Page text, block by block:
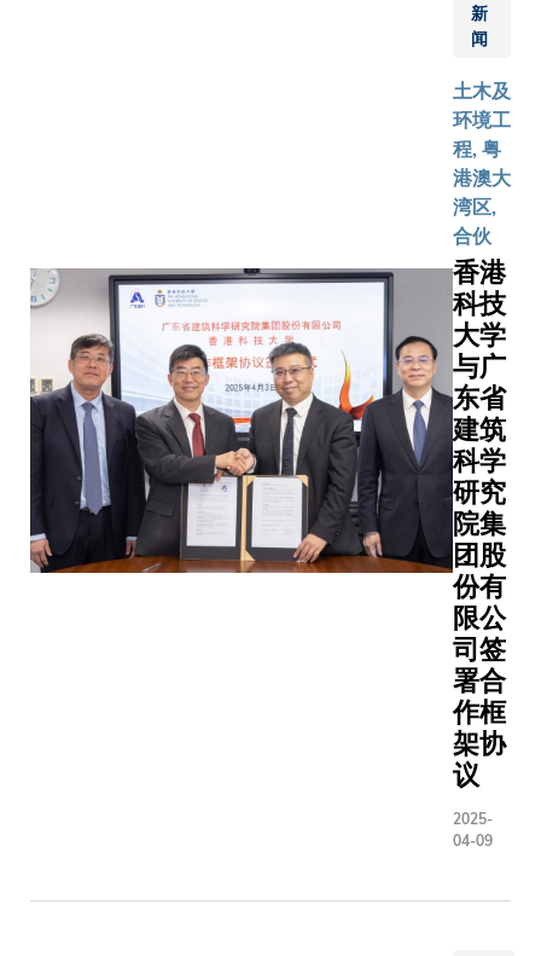
创新。作
为国家探
四期任务
的一部
分，「嫦
娥八号」
探测器计
划于
2029年
前后发
射，国家
将来在月
面上建设
国际月球
科研站。
届时，
「嫦娥八
号」将着
陆于月球
南极，并
携带包括
「香港操
作机械
人」在内
的国际月
面机械人
科考家
族，执行
离；一旦
人安全，
将注意力
他车辆。
态决策能
为「社会
(social
为了让自
「学习」
社会敏感
大土木及
程学系讲
杨海牵头
团队借鉴
科学、认
和伦理学
开发出符
认知逻辑
方案，为
驶系统配
真人司机
知、评估
能力。 该系统
结合了三
创新： 一、个
体风险评
种革命
性的计
算框
架，深
化了科
学界对
土壤、
沙粒和
药物粉
末等颗
粒材料
动力学
的理
解。此
突破性
模型能
透过综
合分析
水、空
气及粒
子间的
相互物
理作
用，准
确预测
山泥倾
泻，改
善农业
灌溉及
新
闻
土木及
环境工
程, 粤
港澳大
湾区,
合伙
香港
科技
大学
与广
东省
建筑
科学
研究
院集
团股
份有
限公
司签
署合
作框
架协
议
2025-
04-09